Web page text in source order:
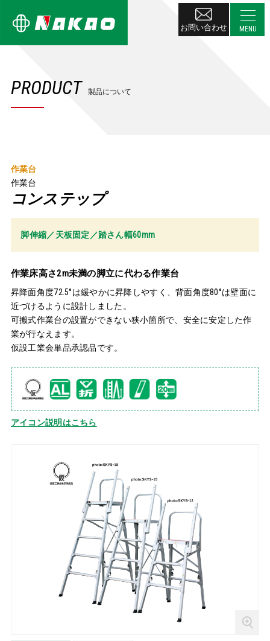
お問い合わせ
PRODUCT 製品について
作業台
作業台
コンステップ
脚伸縮／天板固定／踏さん幅60mm
作業床高さ2m未満の脚立に代わる作業台
昇降面角度72.5°は緩やかに昇降しやすく、背面角度80°は壁面に
近づけるように設計しました。
可搬式作業台の設置ができない狭小箇所で、安全に安定した作
業が行なえます。
仮設工業会単品承認品です。
アイコン説明はこちら